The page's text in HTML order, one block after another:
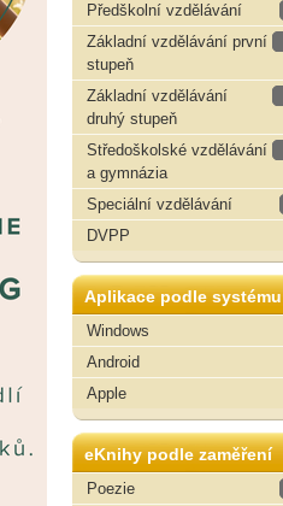
Předškolní vzdělávání
Základní vzdělávání první
stupeň
Základní vzdělávání
druhý stupeň
Středoškolské vzdělávání
a gymnázia
Speciální vzdělávání
DVPP
Aplikace podle systému
Windows
Android
Apple
eKnihy podle zaměření
Poezie